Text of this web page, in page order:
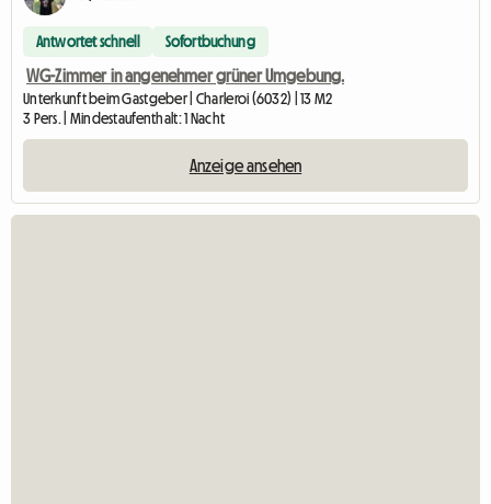
Antwortet schnell Sofortbuchung
WG-Zimmer in angenehmer grüner Umgebung.
Unterkunft beim Gastgeber | Charleroi (6032) | 13 M2
3 Pers. | Mindestaufenthalt: 1 Nacht
Anzeige ansehen